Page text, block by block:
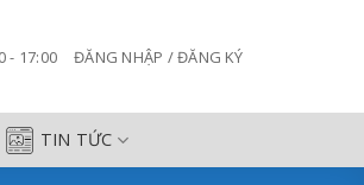
- 17:00 ĐĂNG NHẬP / ĐĂNG KÝ
TIN TỨC